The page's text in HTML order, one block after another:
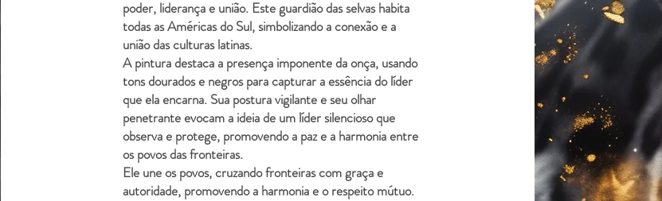
poder, liderança e união. Este guardião das selvas habita
todas as Américas do Sul, simbolizando a conexão e a
união das culturas latinas.
A pintura destaca a presença imponente da onça, usando
tons dourados e negros para capturar a essência do líder
que ela encarna. Sua postura vigilante e seu olhar
penetrante evocam a ideia de um líder silencioso que
observa e protege, promovendo a paz e a harmonia entre
os povos das fronteiras.
Ele une os povos, cruzando fronteiras com graça e
autoridade, promovendo a harmonia e o respeito mútuo.